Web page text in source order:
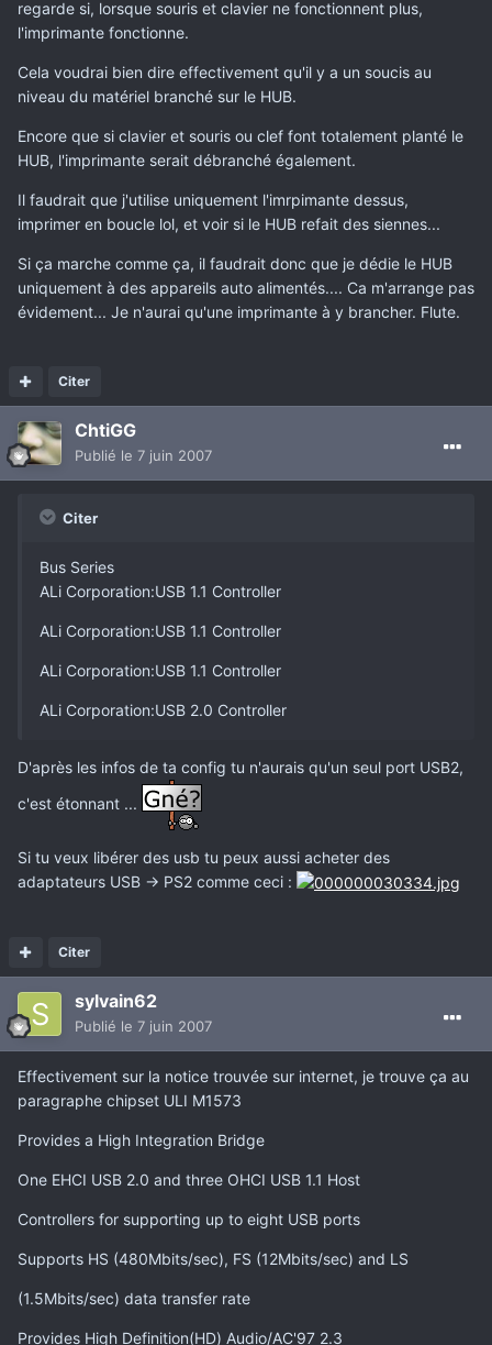
regarde si, lorsque souris et clavier ne fonctionnent plus,
l'imprimante fonctionne.
Cela voudrai bien dire effectivement qu'il y a un soucis au
niveau du matériel branché sur le HUB.
Encore que si clavier et souris ou clef font totalement planté le
HUB, l'imprimante serait débranché également.
Il faudrait que j'utilise uniquement l'imrpimante dessus,
imprimer en boucle lol, et voir si le HUB refait des siennes...
Si ça marche comme ça, il faudrait donc que je dédie le HUB
uniquement à des appareils auto alimentés.... Ca m'arrange pas
évidement... Je n'aurai qu'une imprimante à y brancher. Flute.
Citer
ChtiGG
Publié le 7 juin 2007
Citer
Bus Series
ALi Corporation:USB 1.1 Controller
ALi Corporation:USB 1.1 Controller
ALi Corporation:USB 1.1 Controller
ALi Corporation:USB 2.0 Controller
D'après les infos de ta config tu n'aurais qu'un seul port USB2,
c'est étonnant ...
Si tu veux libérer des usb tu peux aussi acheter des
adaptateurs USB -> PS2 comme ceci :
Citer
sylvain62
Publié le 7 juin 2007
Effectivement sur la notice trouvée sur internet, je trouve ça au
paragraphe chipset ULI M1573
Provides a High Integration Bridge
One EHCI USB 2.0 and three OHCI USB 1.1 Host
Controllers for supporting up to eight USB ports
Supports HS (480Mbits/sec), FS (12Mbits/sec) and LS
(1.5Mbits/sec) data transfer rate
Provides High Definition(HD) Audio/AC'97 2.3